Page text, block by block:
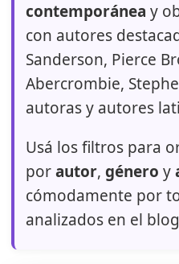
contemporánea y
con autores
Sanderson, Pierce
Abercrombie,
autoras y autores
Usá los filtros para
porautor, género y
cómodamente por
analizados en el